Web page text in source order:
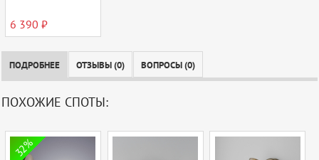
6 390 ₽
ПОДРОБНЕЕ ОТЗЫВЫ (0) ВОПРОСЫ (0)
ПОХОЖИЕ СПОТЫ:
32%